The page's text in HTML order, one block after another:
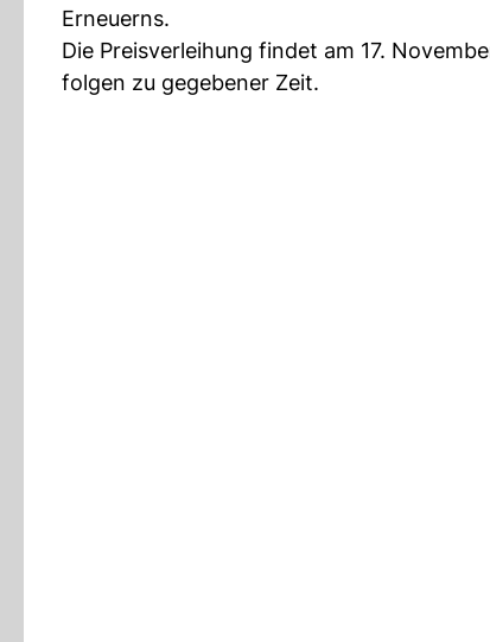
Erneuerns.
Die Preisverleihung findet am 17.
folgen zu gegebener Zeit.